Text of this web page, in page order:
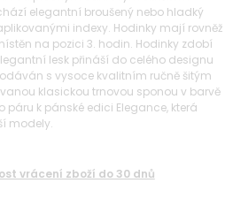
elegantní broušený nebo hladký
indexy. Hodinky mají rovněž
na pozici 3. hodin. Hodinky zdobí
lesk přináší do celého designu
s vysoce kvalitním ručně šitým
klasickou trnovou sponou v barvě
páru k pánské edici Elegance, která
modely.
vrácení zboží do 30 dnů